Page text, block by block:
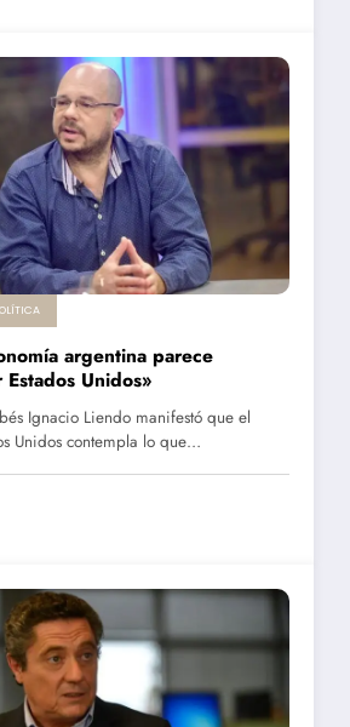
argentina parece
Unidos»
Ignacio Liendo manifestó que el
Unidos contempla lo que…